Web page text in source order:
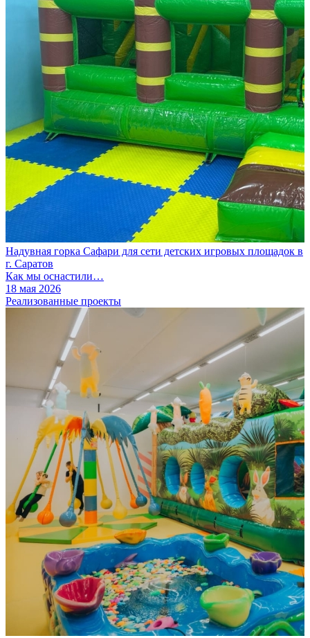
Надувная горка Сафари для сети детских игровых площадок в
г. Саратов
Как мы оснастили…
18 мая 2026
Реализованные проекты